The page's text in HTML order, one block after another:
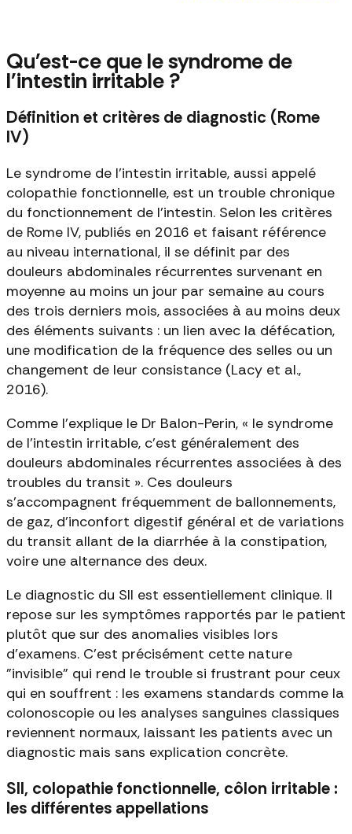
Qu'est-ce que le syndrome de
l'intestin irritable ?
Définition et critères de diagnostic (Rome
IV)
Le syndrome de l'intestin irritable, aussi appelé
colopathie fonctionnelle, est un trouble chronique
du fonctionnement de l'intestin. Selon les critères
de Rome IV, publiés en 2016 et faisant référence
au niveau international, il se définit par des
douleurs abdominales récurrentes survenant en
moyenne au moins un jour par semaine au cours
des trois derniers mois, associées à au moins deux
des éléments suivants : un lien avec la défécation,
une modification de la fréquence des selles ou un
changement de leur consistance (Lacy et al.,
2016).
Comme l'explique le Dr Balon-Perin, « le syndrome
de l'intestin irritable, c'est généralement des
douleurs abdominales récurrentes associées à des
troubles du transit ». Ces douleurs
s'accompagnent fréquemment de ballonnements,
de gaz, d'inconfort digestif général et de variations
du transit allant de la diarrhée à la constipation,
voire une alternance des deux.
Le diagnostic du SII est essentiellement clinique. Il
repose sur les symptômes rapportés par le patient
plutôt que sur des anomalies visibles lors
d'examens. C'est précisément cette nature
"invisible" qui rend le trouble si frustrant pour ceux
qui en souffrent : les examens standards comme la
colonoscopie ou les analyses sanguines classiques
reviennent normaux, laissant les patients avec un
diagnostic mais sans explication concrète.
SII, colopathie fonctionnelle, côlon irritable :
les différentes appellations